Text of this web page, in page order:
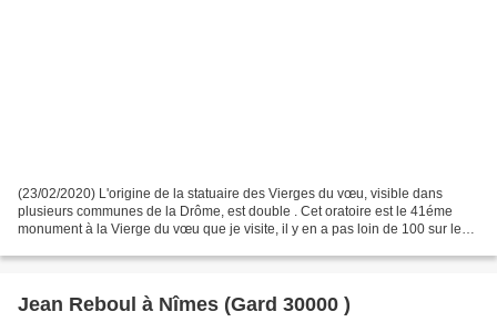
(23/02/2020) L'origine de la statuaire des Vierges du vœu, visible dans
plusieurs communes de la Drôme, est double . Cet oratoire est le 41éme
monument à la Vierge du vœu que je visite, il y en a pas loin de 100 sur le
Jean Reboul à Nîmes (Gard 30000 )